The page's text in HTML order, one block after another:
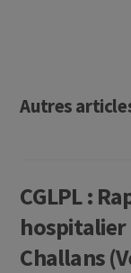
Autres
CGLPL :
hospitalier
Challans